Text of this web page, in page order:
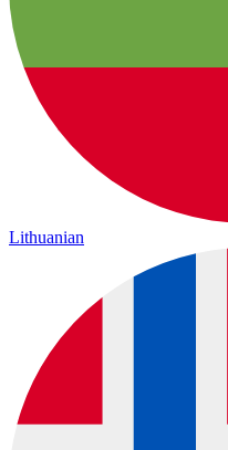
Lithuanian